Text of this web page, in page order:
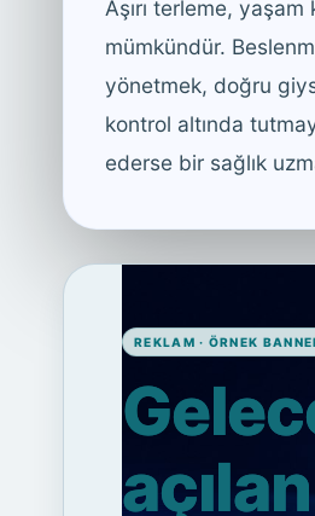
Aşırı terleme,
mümkündür.
yönetmek, doğru
kontrol altında
ederse bir sağlık
REKLAM · ÖRNEK